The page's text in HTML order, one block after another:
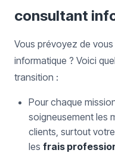
consultant
Vous prévoyez de
informatique ? Voici
transition :
Pour chaque
soigneusement les
clients, surtout
les frais